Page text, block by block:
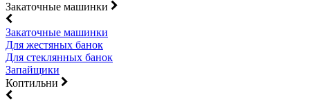
Закаточные машинки
Закаточные машинки
Для жестяных банок
Для стеклянных банок
Запайщики
Коптильни